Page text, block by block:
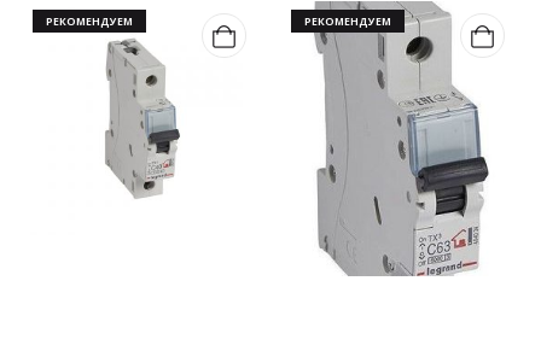
РЕКОМЕНДУЕМ РЕКОМЕНДУЕМ